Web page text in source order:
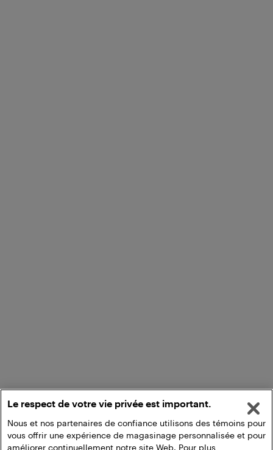
Le respect de votre vie privée est important.
Nous et nos partenaires de confiance utilisons des témoins pour
vous offrir une expérience de magasinage personnalisée et pour
améliorer continuellement notre site Web. Pour plus